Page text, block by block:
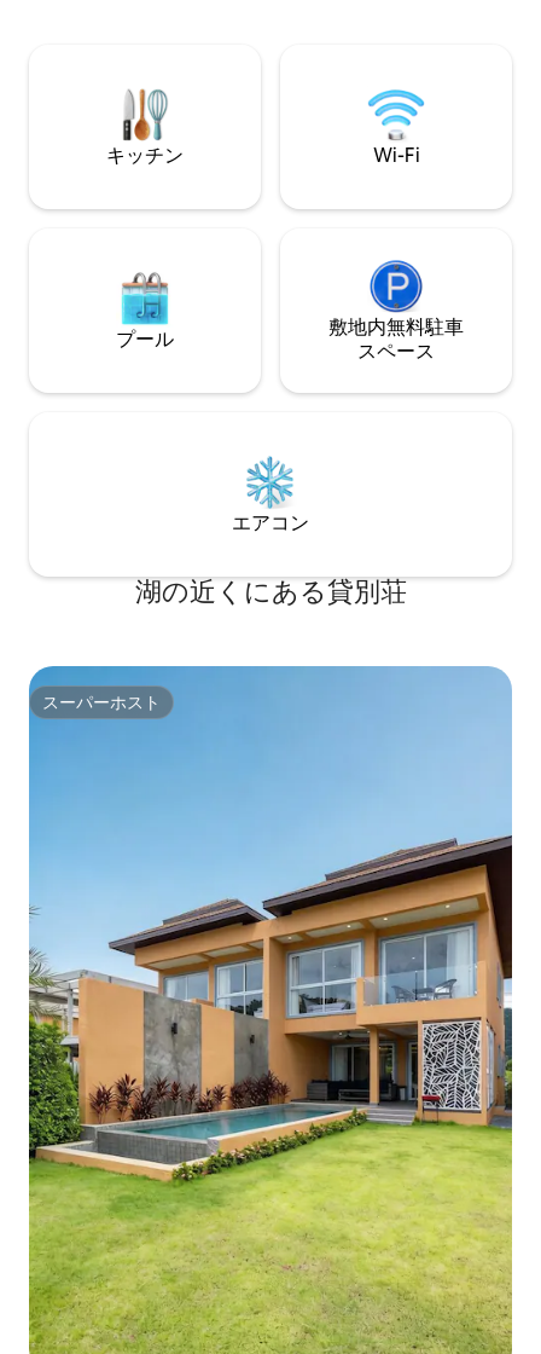
ン、バー、薬局、ヘルスセンター、マッ
サージ店、ジムに近い場所にあります。
ビーチまでは、とても美しい公園を歩い
て徒歩10分です。
など、必要なもの
います。
キッチン Wi-Fi
プール
敷地内無料駐⁠車
ス⁠ペ⁠ー⁠ス
エアコン
湖の近くにある貸別荘
スーパーホスト
スーパーホスト